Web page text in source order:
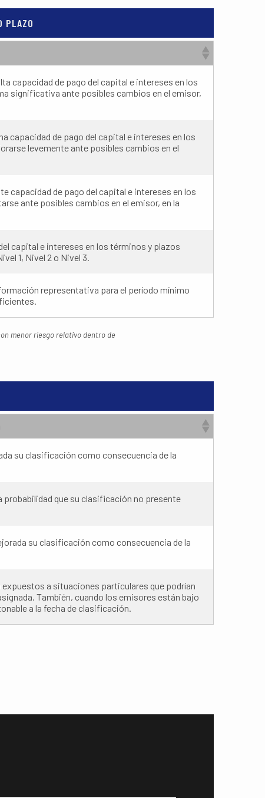
PLAZO
capacidad de pago del capital e intereses en los
significativa ante posibles cambios en el emisor,
capacidad de pago del capital e intereses en los
levemente ante posibles cambios en el
capacidad de pago del capital e intereses en los
ante posibles cambios en el emisor, en la
capital e intereses en los términos y plazos
1, Nivel 2 o Nivel 3.
representativa para el período mínimo
menor riesgo relativo dentro de
su clasificación como consecuencia de la
que su clasificación no presente
su clasificación como consecuencia de la
a situaciones particulares que podrían
También, cuando los emisores están bajo
a la fecha de clasificación.